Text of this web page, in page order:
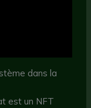
dans la
est un NFT